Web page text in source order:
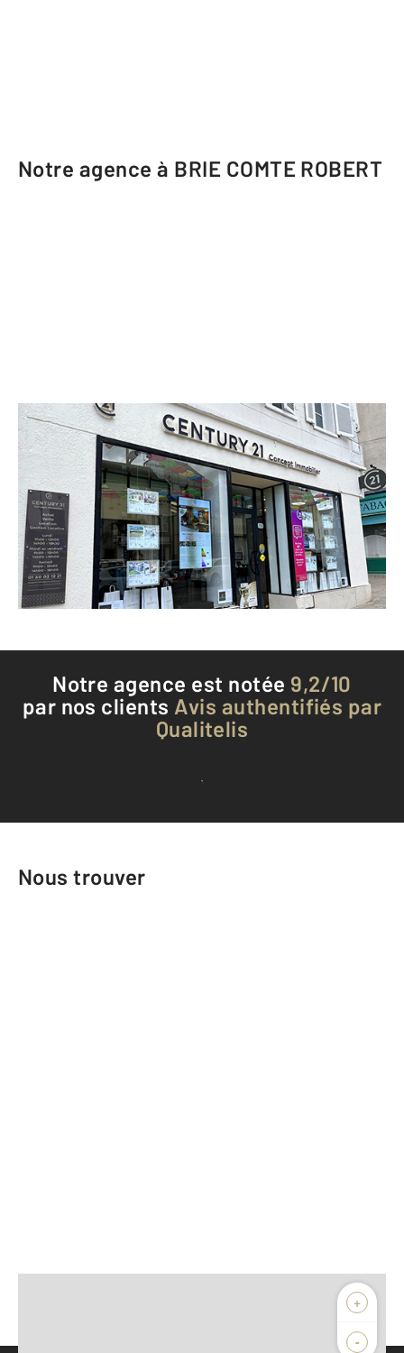
Notre agence à BRIE COMTE ROBERT
CENTURY 21 Concept Immobilier
7 Place du Marché
BRIE COMTE ROBERT - 77170
Envoyer un message
Téléphoner à l'agence
Notre agence est notée 9,2/10
par nos clients Avis authentifiés par
Qualitelis
Voir tous les avis clients
Nous trouver
+
-